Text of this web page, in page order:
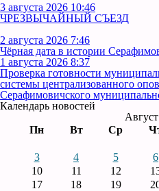
3 августа 2026 10:46
ЧРЕЗВЫЧАЙНЫЙ СЪЕЗД
2 августа 2026 7:46
Чёрная дата в истории
1 августа 2026 8:37
Проверка готовности
системы централизованного
Серафимовичского
Календарь новостей
Пн
Вт Ср
3
4 5 6
10
11 12
17
18 19